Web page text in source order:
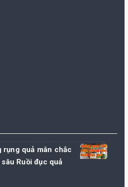
quả mân chắc
Ruồi đục quả